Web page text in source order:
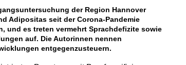
der Region Hannover
Adipositas seit der Corona-Pandemie
und es treten vermehrt Sprachdefizite sowie
auf. Die Autorinnen nennen
entgegenzusteuern.